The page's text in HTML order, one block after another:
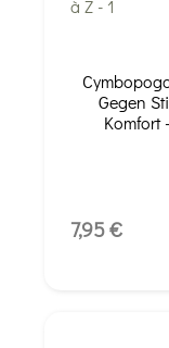
Gegen
Komfort
7,95 €